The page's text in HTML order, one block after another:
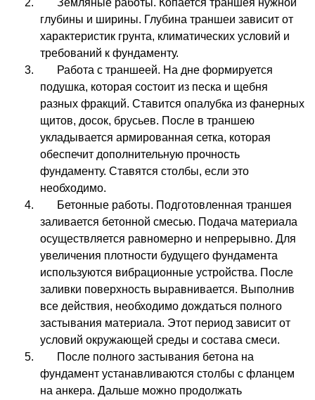
глубины и ширины. Глубина траншеи зависит от
характеристик грунта, климатических условий и
требований к фундаменту.
Работа с траншеей. На дне формируется
подушка, которая состоит из песка и щебня
разных фракций. Ставится опалубка из фанерных
щитов, досок, брусьев. После в траншею
укладывается армированная сетка, которая
обеспечит дополнительную прочность
фундаменту. Ставятся столбы, если это
необходимо.
Бетонные работы. Подготовленная траншея
заливается бетонной смесью. Подача материала
осуществляется равномерно и непрерывно. Для
увеличения плотности будущего фундамента
используются вибрационные устройства. После
заливки поверхность выравнивается. Выполнив
все действия, необходимо дождаться полного
застывания материала. Этот период зависит от
условий окружающей среды и состава смеси.
После полного застывания бетона на
фундамент устанавливаются столбы с фланцем
на анкера. Дальше можно продолжать